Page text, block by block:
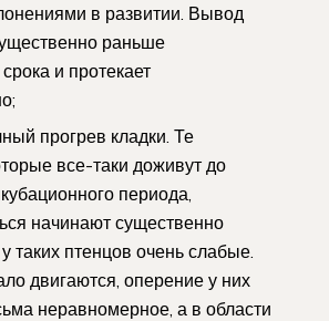
в развитии. Вывод
раньше
и протекает
прогрев кладки. Те
все-таки доживут до
периода,
начинают существенно
таких птенцов очень слабые.
двигаются, оперение у них
неравномерное, а в области